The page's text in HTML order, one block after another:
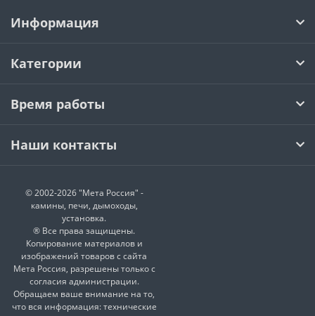
Информация
Категории
Время работы
Наши контакты
© 2002-2026 "Мета Россия" -
камины, печи, дымоходы,
установка.
® Все права защищены.
Копирование материалов и
изображений товаров с сайта
Мета Россия, разрешены только с
согласия администрации.
Обращаем ваше внимание на то,
что вся информация: технические